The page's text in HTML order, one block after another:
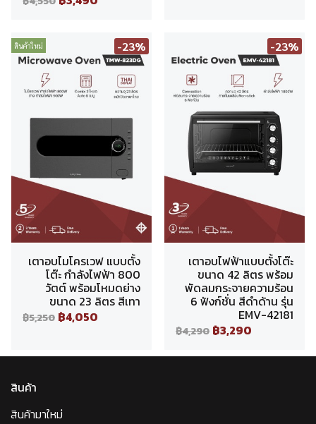
สินค้าใหม่ -23%
เตาอบไมโครเวฟ แบบตั้ง
โต๊ะ กำลังไฟฟ้า 800
วัตต์ พร้อมโหมดย่าง
ขนาด 23 ลิตร สีเทา
฿5,250 ฿4,050
-23%
เตาอบไฟฟ้าแบบตั้งโต๊ะ
ขนาด 42 ลิตร พร้อม
พัดลมกระจายความร้อน
6 ฟังก์ชั่น สีดำด้าน รุ่น
EMV-42181
฿4,290 ฿3,290
สินค้า
สินค้ามาใหม่